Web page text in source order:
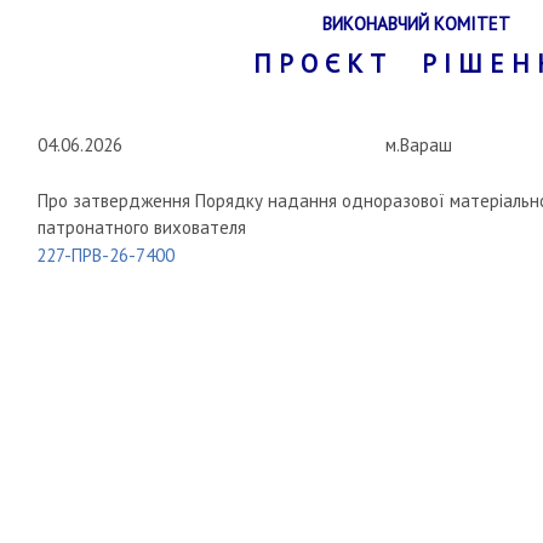
ВИКОНАВЧИЙ КОМІТЕТ
П Р О Є К Т Р І Ш Е Н
04.06.2026 м.Вараш
Про затвердження Порядку надання одноразової
патронатного вихователя
227-ПРВ-26-7400